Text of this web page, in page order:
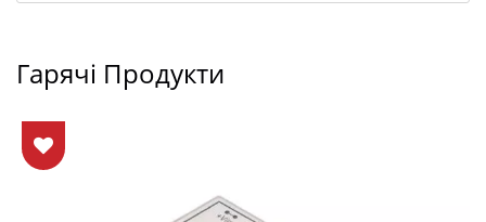
Гарячі Продукти